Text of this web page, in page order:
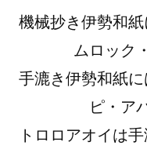
機械抄き伊勢和
ムロック
手漉き伊勢和紙
ピ・ア
トロロアオイは